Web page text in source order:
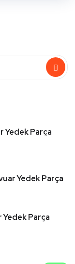
Yedek Parça
Yedek Parça
Parça